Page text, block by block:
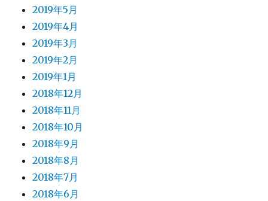
2019年5月
2019年4月
2019年3月
2019年2月
2019年1月
2018年12月
2018年11月
2018年10月
2018年9月
2018年8月
2018年7月
2018年6月